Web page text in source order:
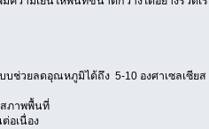
ช่วยลดอุณหภูมิได้ถึง 5-10 องศาเซลเซียส
สภาพพื้นที่
อเนื่อง